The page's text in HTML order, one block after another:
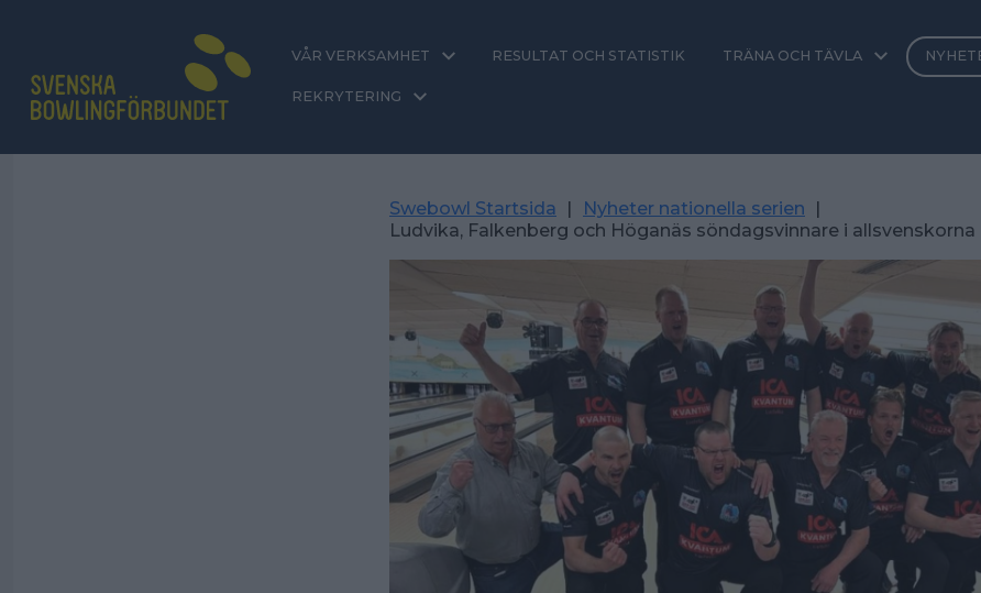
VÅR VERKSAMHET RESULTAT OCH STATISTIK TRÄNA OCH TÄVLA
REKRYTERING
Swebowl Startsida | Nyheter nationella serien
|
Ludvika, Falkenberg och Höganäs söndagsvinnare i allsvenskorna